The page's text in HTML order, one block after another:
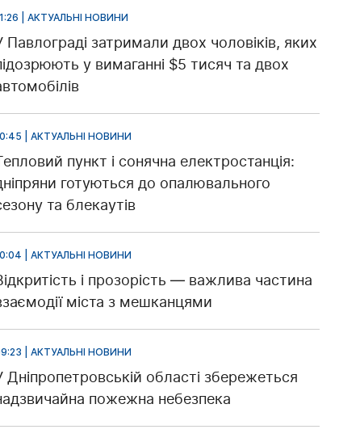
| АКТУАЛЬНІ НОВИНИ
Павлограді затримали двох чоловіків, яких
у вимаганні $5 тисяч та двох
| АКТУАЛЬНІ НОВИНИ
пункт і сонячна електростанція:
готуються до опалювального
та блекаутів
| АКТУАЛЬНІ НОВИНИ
і прозорість — важлива частина
міста з мешканцями
| АКТУАЛЬНІ НОВИНИ
Дніпропетровській області збережеться
пожежна небезпека